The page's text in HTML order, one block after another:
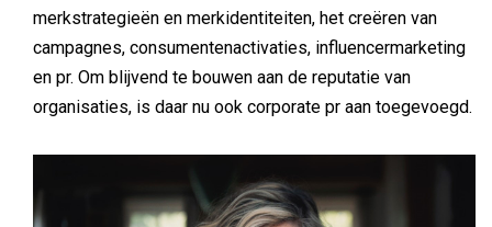
merkstrategieën en merkidentiteiten, het creëren van
campagnes, consumentenactivaties, influencermarketing
en pr. Om blijvend te bouwen aan de reputatie van
organisaties, is daar nu ook corporate pr aan toegevoegd.